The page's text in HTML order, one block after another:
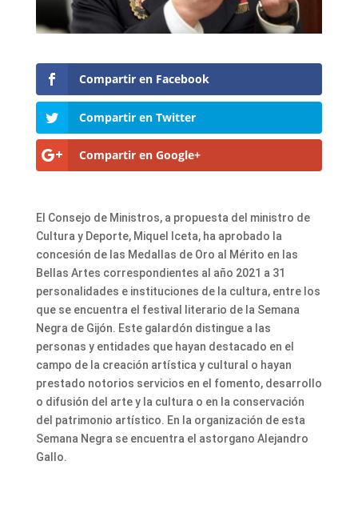
Compartir en Facebook
Compartir en Twitter
Compartir en Google+
El Consejo de Ministros, a propuesta del ministro de
Cultura y Deporte, Miquel Iceta, ha aprobado la
concesión de las Medallas de Oro al Mérito en las
Bellas Artes correspondientes al año 2021 a 31
personalidades e instituciones de la cultura, entre los
que se encuentra el festival literario de la Semana
Negra de Gijón. Este galardón distingue a las
personas y entidades que hayan destacado en el
campo de la creación artística y cultural o hayan
prestado notorios servicios en el fomento, desarrollo
o difusión del arte y la cultura o en la conservación
del patrimonio artístico. En la organización de esta
Semana Negra se encuentra el astorgano Alejandro
Gallo.